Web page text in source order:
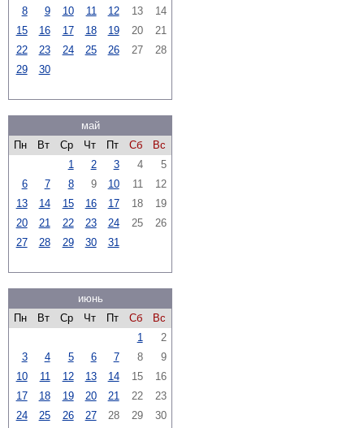
8
9 10 11 12 13
14
15
16 17 18 19 20
21
22
23 24 25 26 27
28
29
30
май
Пн
Вт Ср Чт Пт Сб
Вс
1
2 3 4
5
6
7 8 9 10 11
12
13
14 15 16 17 18
19
20
21 22 23 24 25
26
27
28 29 30 31
июнь
Пн
Вт Ср Чт Пт Сб
Вс
1
2
3
4 5 6 7 8
9
10
11 12 13 14 15
16
17
18 19 20 21 22
23
24
25 26 27 28 29 30